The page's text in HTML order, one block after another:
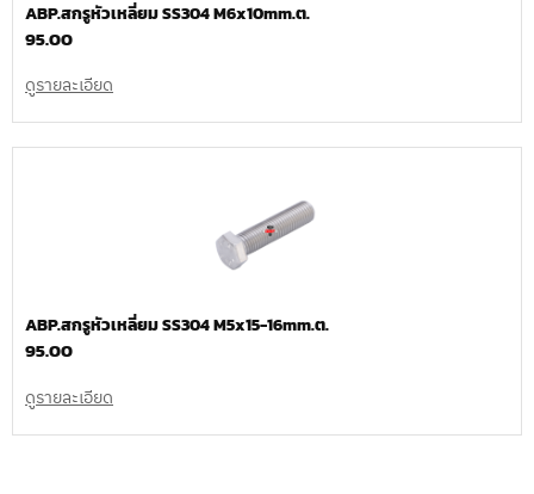
ABP.สกรูหัวเหลี่ยม SS304 M6x10mm.ต.
95.00
ดูรายละเอียด
ABP.สกรูหัวเหลี่ยม SS304 M5x15-16mm.ต.
95.00
ดูรายละเอียด